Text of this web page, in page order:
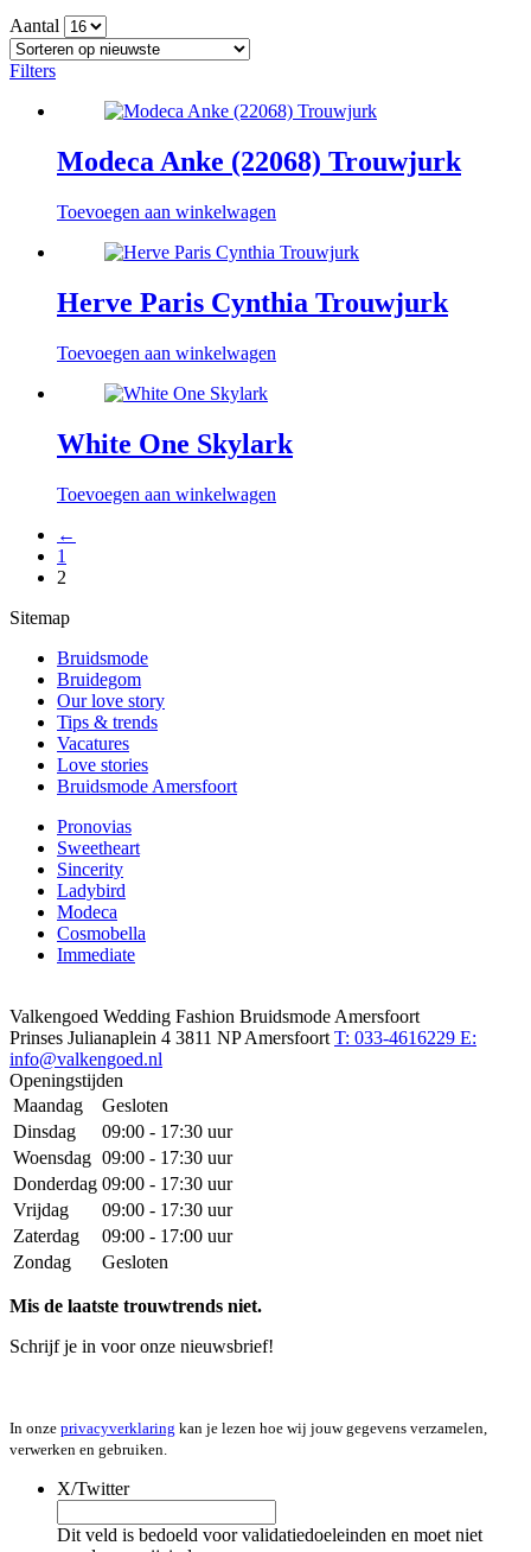
Aantal
Filters
Modeca Anke (22068) Trouwjurk
Toevoegen aan winkelwagen
Herve Paris Cynthia Trouwjurk
Toevoegen aan winkelwagen
White One Skylark
Toevoegen aan winkelwagen
←
1
2
Sitemap
Bruidsmode
Bruidegom
Our love story
Tips & trends
Vacatures
Love stories
Bruidsmode Amersfoort
Pronovias
Sweetheart
Sincerity
Ladybird
Modeca
Cosmobella
Immediate
Valkengoed Wedding Fashion Bruidsmode Amersfoort
Prinses Julianaplein 4 3811 NP Amersfoort T: 033-4616229 E:
info@valkengoed.nl
Openingstijden
Maandag
Gesloten
Dinsdag
09:00 - 17:30 uur
Woensdag 09:00 - 17:30 uur
Donderdag 09:00 - 17:30 uur
Vrijdag
09:00 - 17:30 uur
Zaterdag
09:00 - 17:00 uur
Zondag
Gesloten
Mis de laatste trouwtrends niet.
Schrijf je in voor onze nieuwsbrief!
In onze privacyverklaring kan je lezen hoe wij jouw gegevens verzamelen,
verwerken en gebruiken.
X/Twitter
Dit veld is bedoeld voor validatiedoeleinden en moet niet